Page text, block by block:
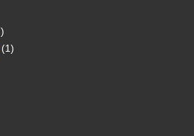
(1)